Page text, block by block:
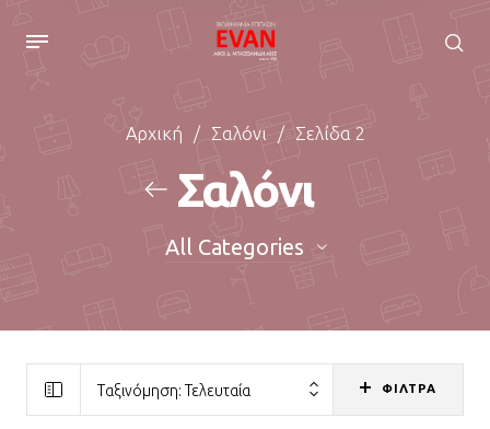
Αρχική / Σαλόνι / Σελίδα 2
Σαλόνι
All Categories
Ταξινόμηση: Τελευταία ΦΙΛΤΡΑ